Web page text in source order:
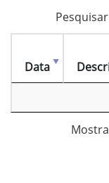
Pesquisar
Data